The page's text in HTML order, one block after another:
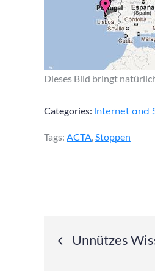
Dieses Bild bringt
Categories: Internet and
Tags: ACTA,Stoppen
Post
Unnützes